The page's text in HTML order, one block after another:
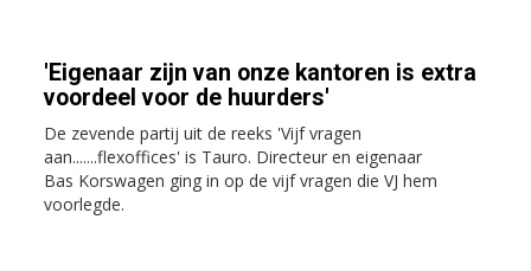
'Eigenaar zijn van onze kantoren is extra
voordeel voor de huurders'
De zevende partij uit de reeks 'Vijf vragen
aan.......flexoffices' is Tauro. Directeur en eigenaar
Bas Korswagen ging in op de vijf vragen die VJ hem
voorlegde.